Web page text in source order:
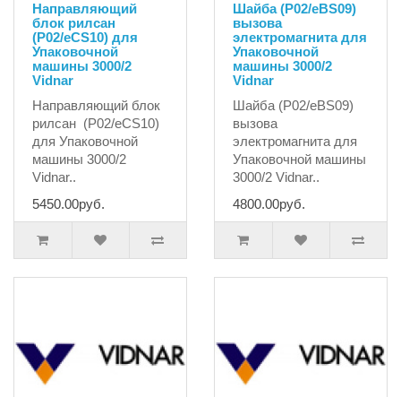
Направляющий
блок рилсан
(P02/eCS10) для
Упаковочной
машины 3000/2
Vidnar
Направляющий блок
рилсан (P02/eCS10)
для Упаковочной
машины 3000/2
Vidnar..
5450.00руб.
Шайба (P02/eBS09)
вызова
электромагнита для
Упаковочной
машины 3000/2
Vidnar
Шайба (P02/eBS09)
вызова
электромагнита для
Упаковочной машины
3000/2 Vidnar..
4800.00руб.